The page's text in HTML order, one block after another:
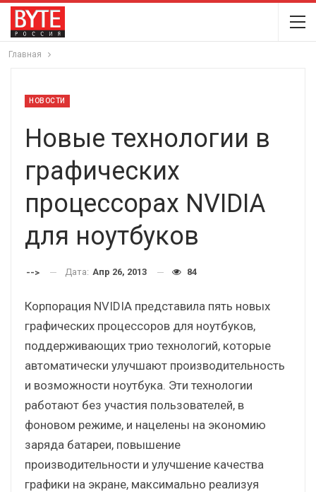
Главная
НОВОСТИ
Новые технологии в
графических
процессорах NVIDIA
для ноутбуков
--> Дата: Апр 26, 2013 84
Корпорация NVIDIA представила пять новых
графических процессоров для ноутбуков,
поддерживающих трио технологий, которые
автоматически улучшают производительность
и возможности ноутбука. Эти технологии
работают без участия пользователей, в
фоновом режиме, и нацелены на экономию
заряда батареи, повышение
производительности и улучшение качества
графики на экране, максимально реализуя